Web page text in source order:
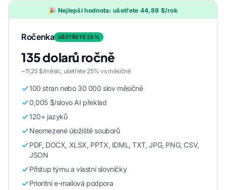
🎉 Nejlepší hodnota: ušetřete 44,88 $/rok
Ročenka UŠETŘETE 25 %
135 dolarů ročně
~11,25 $/měsíc, ušetřete 25% vs měsíčně
100 stran nebo 30 000 slov měsíčně
0,005 $/slovo AI překlad
120+ jazyků
Neomezené úložiště souborů
PDF, DOCX, XLSX, PPTX, IDML, TXT, JPG, PNG, CSV,
JSON
Přístup týmu a vlastní slovníčky
Prioritní e-mailová podpora